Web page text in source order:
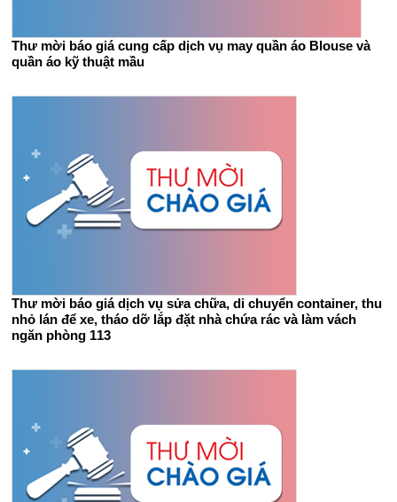
Thư mời báo giá cung cấp dịch vụ may quần áo Blouse và
quần áo kỹ thuật mầu
Thư mời báo giá dịch vụ sửa chữa, di chuyển container, thu
nhỏ lán để xe, tháo dỡ lắp đặt nhà chứa rác và làm vách
ngăn phòng 113